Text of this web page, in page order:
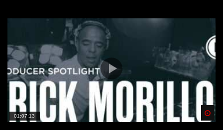
01:07:13